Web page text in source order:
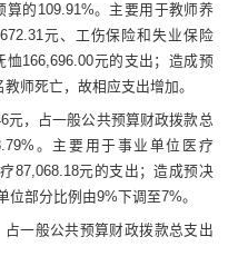
算的 109.91%。 主要用于教师养
元、工伤保险和失业保险
恤166,696.00元的支出 ； 造成预
教师死亡，故相应支出增加。
元，占一般公共预算财政拨款总
% 。主要用于 事业单位医疗
87,068.18元的支出； 造成预决
位部分比例由9%下调至7%。
占一般公共预算财政拨款总支出